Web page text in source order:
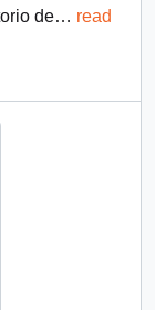
de… read